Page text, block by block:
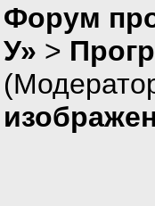
Форум
У» >